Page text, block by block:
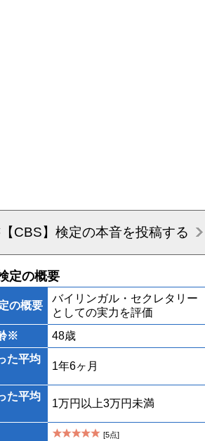
【CBS】検定の本音を投稿する
定の概要
の概要
バイリンガル・セクレタリー
としての実力を評価
※
48歳
た平均
1年6ヶ月
た平均
1万円以上3万円未満
[5点]